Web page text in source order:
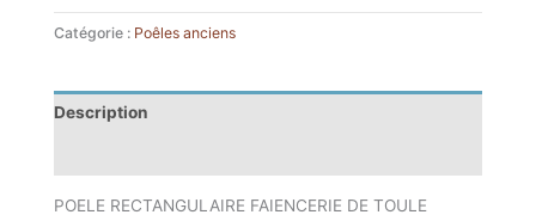
Catégorie : Poêles anciens
Description
POELE RECTANGULAIRE FAIENCERIE DE TOULE